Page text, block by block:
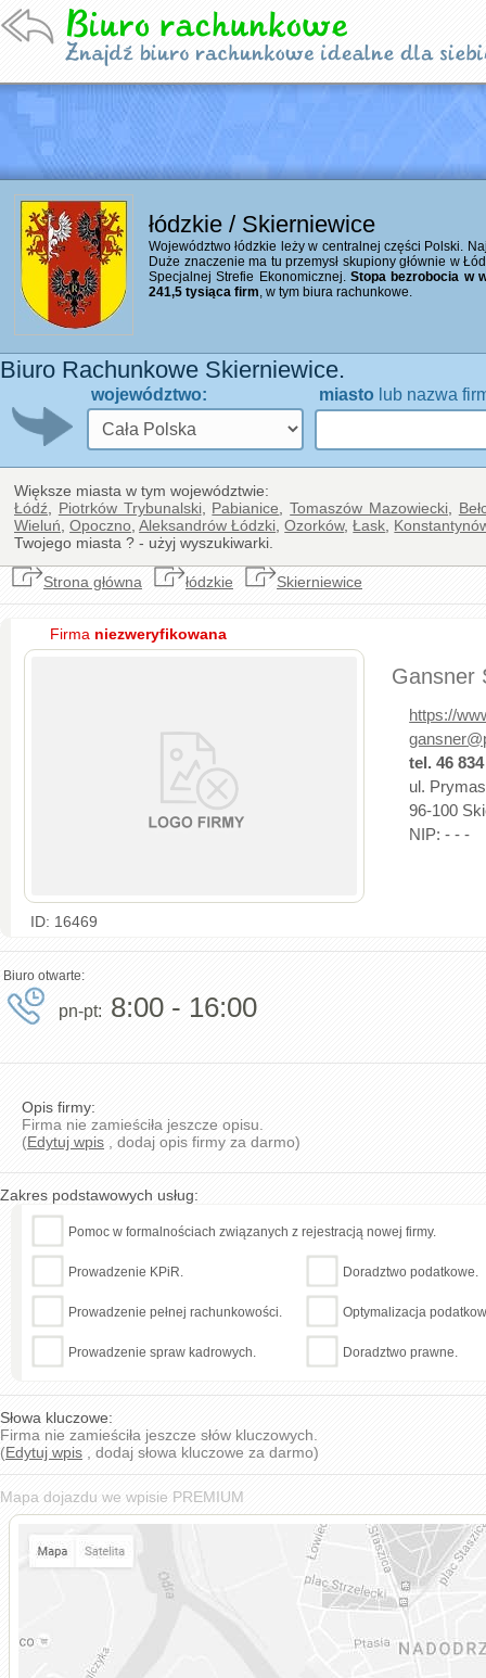
łódzkie / Skierniewice
Województwo łódzkie leży w centralnej części Polski.
Duże znaczenie ma tu przemysł skupiony głównie w
Specjalnej Strefie Ekonomicznej.Stopa bezrobocia w
241,5 tysiąca firm, w tym biura rachunkowe.
Biuro Rachunkowe Skierniewice.
województwo: miasto lub nazwa
Większe miasta w tym województwie:
Łódź
Piotrków Trybunalski, Pabianice ,Tomaszów Mazowiecki,
Wieluń ,Opoczno ,Aleksandrów Łódzki ,Ozorków,Łask
Twojego miasta ? - użyj wyszukiwarki.
Strona główna łódzkie Skierniewice
Firma niezweryfikowana
ID: 16469
Gansner
https://
tel. 46
ul.
96-100
NIP: - - -
Biuro otwarte:
pn-pt: 8:00 - 16:00
Opis firmy:
Firma nie zamieściła jeszcze opisu.
(Edytuj wpis , dodaj opis firmy za darmo)
Zakres podstawowych usług:
Pomoc w formalnościach związanych z rejestracją nowej firmy.
Prowadzenie KPiR. Doradztwo podatkowe.
Prowadzenie pełnej rachunkowości. Optymalizacja
Prowadzenie spraw kadrowych. Doradztwo prawne.
Słowa kluczowe:
Firma nie zamieściła jeszcze słów kluczowych.
(Edytuj wpis , dodaj słowa kluczowe za darmo)
Mapa dojazdu we wpisie PREMIUM